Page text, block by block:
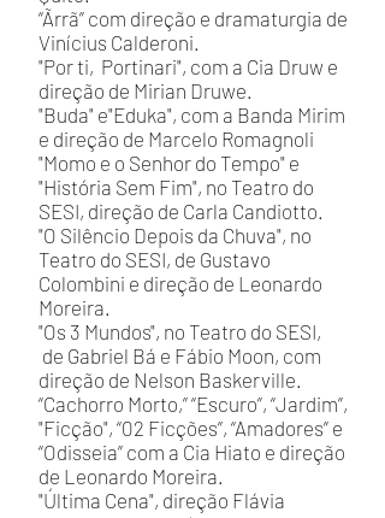
“Ãrrã” com direção e dramaturgia de
Vinícius Calderoni.
"Por ti, Portinari", com a Cia Druw e
direção de Mirian Druwe.
"Buda" e"Eduka", com a Banda Mirim
e direção de Marcelo Romagnoli
"Momo e o Senhor do Tempo" e
"História Sem Fim", no Teatro do
SESI, direção de Carla Candiotto.
"O Silêncio Depois da Chuva", no
Teatro do SESI, de Gustavo
Colombini e direção de Leonardo
Moreira.
"Os 3 Mundos", no Teatro do SESI,
de Gabriel Bá e Fábio Moon, com
direção de Nelson Baskerville.
“Cachorro Morto,” “Escuro”, “Jardim”,
"Ficção", “02 Ficções”, “Amadores” e
“Odisseia” com a Cia Hiato e direção
de Leonardo Moreira.
"Última Cena", direção Flávia